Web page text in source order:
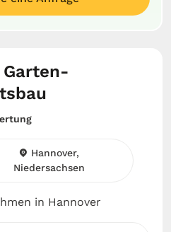
Garten-
in Hannover
Hannover,
Niedersachsen